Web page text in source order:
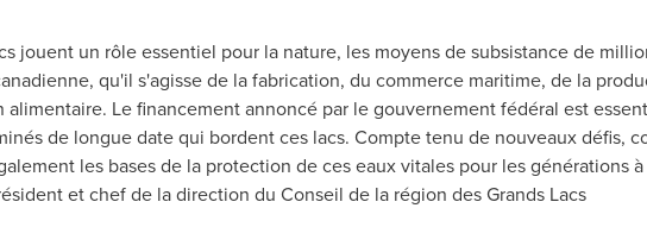
jouent un rôle essentiel pour la nature, les moyens de subsistance de
qu'il s'agisse de la fabrication, du commerce maritime, de la
alimentaire. Le financement annoncé par le gouvernement fédéral est
de longue date qui bordent ces lacs. Compte tenu de nouveaux défis,
les bases de la protection de ces eaux vitales pour les générations à
et chef de la direction du Conseil de larégion des Grands Lacs